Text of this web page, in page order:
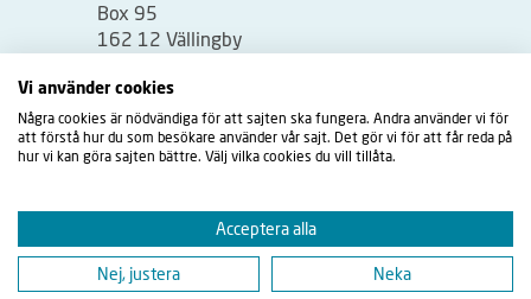
Box 95
162 12 Vällingby
Besöksadress:
Vällingbyplan 2
Vi använder cookies
Några cookies är nödvändiga för att sajten ska fungera. Andra använder vi för
att förstå hur du som besökare använder vår sajt. Det gör vi för att får reda på
hur vi kan göra sajten bättre. Välj vilka cookies du vill tillåta.
Acceptera alla
Nej, justera Neka